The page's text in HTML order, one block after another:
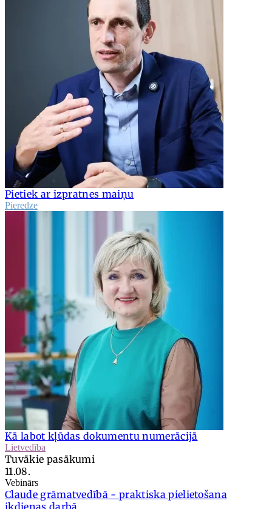
Pietiek ar izpratnes maiņu
Pieredze
Kā labot kļūdas dokumentu numerācijā
Lietvedība
Tuvākie pasākumi
11.08.
Vebinārs
Claude grāmatvedībā - praktiska pielietošana
ikdienas darbā